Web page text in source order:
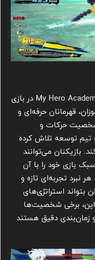
بیش از ۶۰ شخصیت از سراسر سری My Hero Academia در بازی
قهرمانان حرفه‌ای و
حرکات و
تیم توسعه تلاش کرده
بازیکنان می‌توانند
بازی خود را با آن
نبرد تجربه‌ای تازه و
استراتژی‌های
این، برخی شخصیت‌ها
زمان‌بندی دقیق هستند